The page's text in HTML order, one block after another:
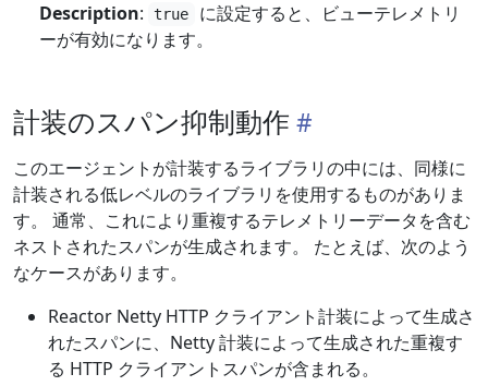
Description: true
に設定すると、ビューテレメトリ
ーが有効になります。
計装のスパン抑制動作
このエージェントが計装するライブラリの中には、同様に
計装される低レベルのライブラリを使用するものがありま
す。 通常、これにより重複するテレメトリーデータを含む
ネストされたスパンが生成されます。 たとえば、次のよう
なケースがあります。
Reactor Netty HTTP クライアント計装によって生成さ
れたスパンに、Netty 計装によって生成された重複す
る HTTP クライアントスパンが含まれる。